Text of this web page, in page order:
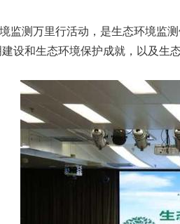
监测万里行活动，是生态环境监
设和生态环境保护成就，以及生